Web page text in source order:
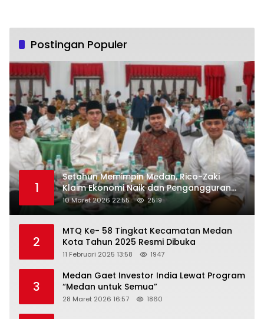
Postingan Populer
1
Setahun Memimpin Medan, Rico-Zaki
Klaim Ekonomi Naik dan Pengangguran
Turun
10 Maret 2026 22:55 2519
2
MTQ Ke- 58 Tingkat Kecamatan Medan
Kota Tahun 2025 Resmi Dibuka
11 Februari 2025 13:58 1947
3
Medan Gaet Investor India Lewat Program
“Medan untuk Semua”
28 Maret 2026 16:57 1860